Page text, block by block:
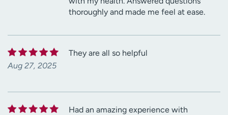
thoroughly and made me feel at ease.
Aug 27, 2025
They are all so helpful
Had an amazing experience with